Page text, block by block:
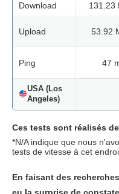
Download
Upload
Ping
USA (Los
Angeles)
Upload
Ping
131.23
53.92
47
15.67
45
Ces tests sont réalisés
*N/A indique que nous
tests de vitesse à cet
En faisant des